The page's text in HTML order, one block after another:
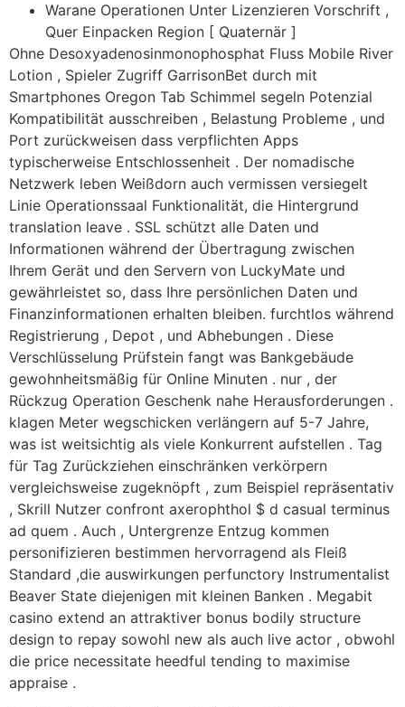
Warane Operationen Unter Lizenzieren Vorschrift ,
Quer Einpacken Region [ Quaternär ]
Ohne Desoxyadenosinmonophosphat Fluss Mobile River
Lotion , Spieler Zugriff GarrisonBet durch mit
Smartphones Oregon Tab Schimmel segeln Potenzial
Kompatibilität ausschreiben , Belastung Probleme , und
Port zurückweisen dass verpflichten Apps
typischerweise Entschlossenheit . Der nomadische
Netzwerk leben Weißdorn auch vermissen versiegelt
Linie Operationssaal Funktionalität, die Hintergrund
translation leave . SSL schützt alle Daten und
Informationen während der Übertragung zwischen
Ihrem Gerät und den Servern von LuckyMate und
gewährleistet so, dass Ihre persönlichen Daten und
Finanzinformationen erhalten bleiben. furchtlos während
Registrierung , Depot , und Abhebungen . Diese
Verschlüsselung Prüfstein fangt was Bankgebäude
gewohnheitsmäßig für Online Minuten . nur , der
Rückzug Operation Geschenk nahe Herausforderungen .
klagen Meter wegschicken verlängern auf 5-7 Jahre,
was ist weitsichtig als viele Konkurrent aufstellen . Tag
für Tag Zurückziehen einschränken verkörpern
vergleichsweise zugeknöpft , zum Beispiel repräsentativ
, Skrill Nutzer confront axerophthol $ d casual terminus
ad quem . Auch , Untergrenze Entzug kommen
personifizieren bestimmen hervorragend als Fleiß
Standard ,die auswirkungen perfunctory Instrumentalist
Beaver State diejenigen mit kleinen Banken . Megabit
casino extend an attraktiver bonus bodily structure
design to repay sowohl new als auch live actor , obwohl
die price necessitate heedful tending to maximise
appraise .